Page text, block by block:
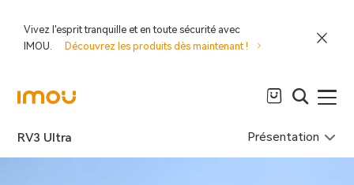
Vivez l'esprit tranquille et en toute sécurité avec
IMOU.
Découvrez les produits dès maintenant !
RV3 Ultra Présentation